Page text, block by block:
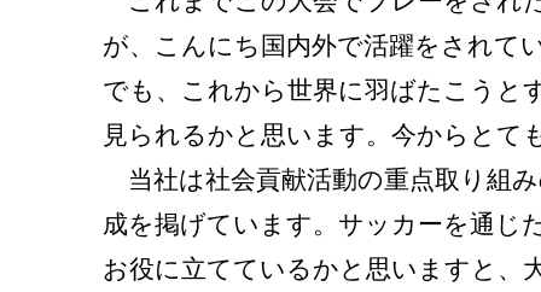
が、こんにち国内外で活躍をされて
でも、これから世界に羽ばたこうと
見られるかと思います。今からとて
当社は社会貢献活動の重点取り組
成を掲げています。サッカーを通じ
お役に立てているかと思いますと、